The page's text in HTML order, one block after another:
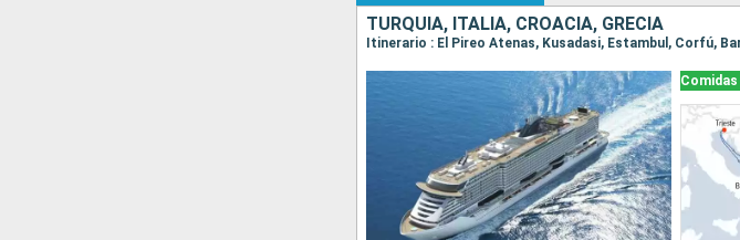
TURQUÍA, ITALIA, CROACIA, GRECIA
Itinerario : El Pireo Atenas, Kusadasi, Estambul, Corfú,